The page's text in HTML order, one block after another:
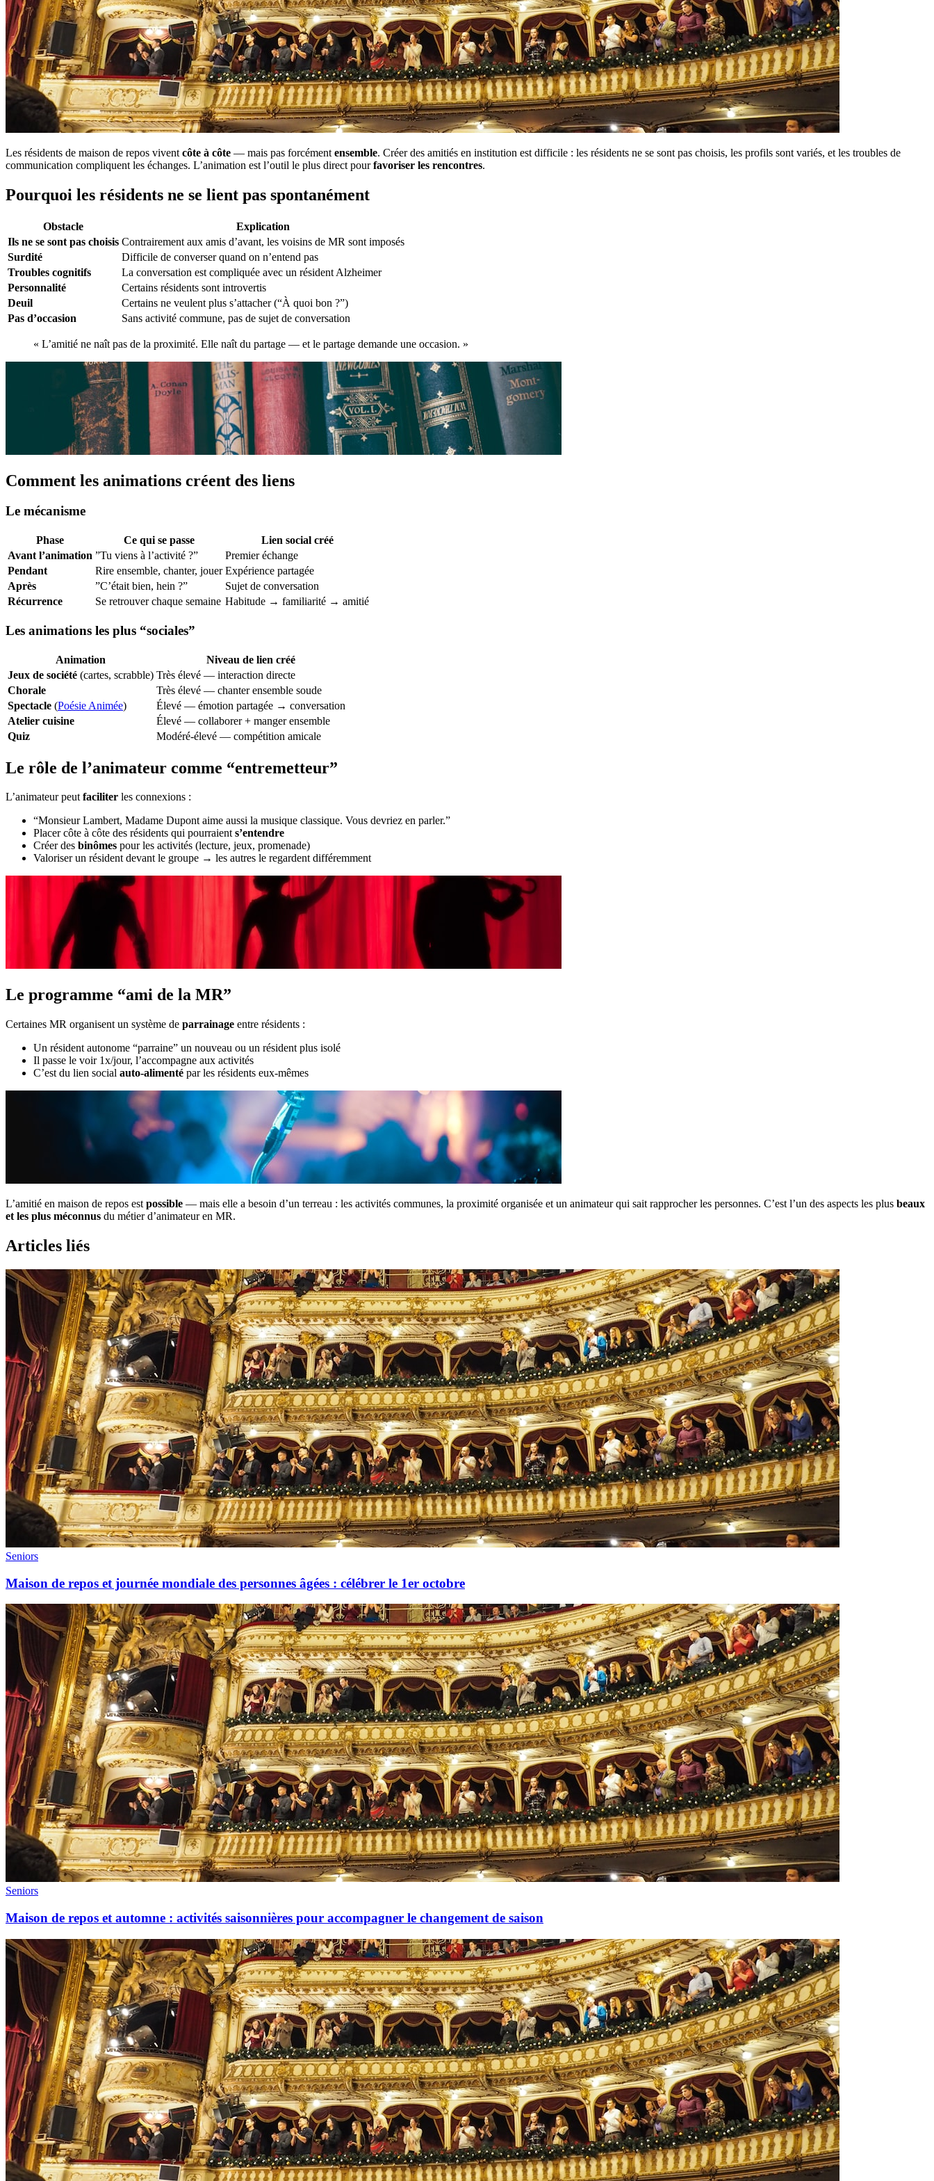
Les résidents de maison de repos vivent côte à côte — mais pas forcément ensemble. Créer des amitiés en institution est difficile : les résidents ne se sont pas choisis, les profils sont variés, et les troubles de
communication compliquent les échanges. L’animation est l’outil le plus direct pourfavoriser les rencontres.
Pourquoi les résidents ne se lient pas spontanément
Obstacle
Explication
Ils ne se sont pas choisis Contrairement aux amis d’avant, les voisins de MR sont imposés
Surdité
Difficile de converser quand on n’entend pas
Troubles cognitifs
La conversation est compliquée avec un résident Alzheimer
Personnalité
Certains résidents sont introvertis
Deuil
Certains ne veulent plus s’attacher (“À quoi bon ?”)
Pas d’occasion
Sans activité commune, pas de sujet de conversation
« L’amitié ne naît pas de la proximité. Elle naît du partage — et le partage demande une occasion. »
Comment les animations créent des liens
Le mécanisme
Phase Ce qui se passe
Lien social créé
Avant l’animation ”Tu viens à l’activité ?”
Premier échange
Pendant
Rire ensemble, chanter, jouer Expérience partagée
Après
”C’était bien, hein ?”
Sujet de conversation
Récurrence
Se retrouver chaque semaine Habitude → familiarité → amitié
Les animations les plus “sociales”
Animation
Niveau de lien créé
Jeux de société (cartes, scrabble) Très élevé — interaction directe
Chorale
Très élevé — chanter ensemble soude
Spectacle (Poésie Animée)
Élevé — émotion partagée → conversation
Atelier cuisine
Élevé — collaborer + manger ensemble
Quiz
Modéré-élevé — compétition amicale
Le rôle de l’animateur comme “entremetteur”
L’animateur peutfaciliter les connexions :
“Monsieur Lambert, Madame Dupont aime aussi la musique classique. Vous devriez en parler.”
Placer côte à côte des résidents qui pourraients’entendre
Créer des binômes pour les activités (lecture, jeux, promenade)
Valoriser un résident devant le groupe → les autres le regardent différemment
Le programme “ami de la MR”
Certaines MR organisent un système de parrainage entre résidents :
Un résident autonome “parraine” un nouveau ou un résident plus isolé
Il passe le voir 1x/jour, l’accompagne aux activités
C’est du lien social auto-alimenté par les résidents eux-mêmes
L’amitié en maison de repos est possible — mais elle a besoin d’un terreau : les activités communes, la proximité organisée et un animateur qui sait rapprocher les personnes. C’est l’un des aspects les plus beaux
et les plus méconnus du métier d’animateur en MR.
Articles liés
Seniors
Maison de repos et journée mondiale des personnes âgées : célébrer le 1er octobre
Seniors
Maison de repos et automne : activités saisonnières pour accompagner le changement de saison